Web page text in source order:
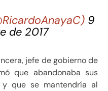
9
de 2017
jefe de gobierno de
que abandonaba sus
y que se mantendría al